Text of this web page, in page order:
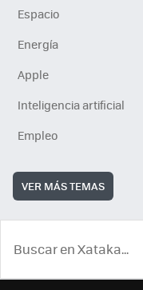
Espacio
Energía
Apple
Inteligencia artificial
Empleo
VER MÁS TEMAS